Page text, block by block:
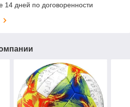
14 дней по договоренности